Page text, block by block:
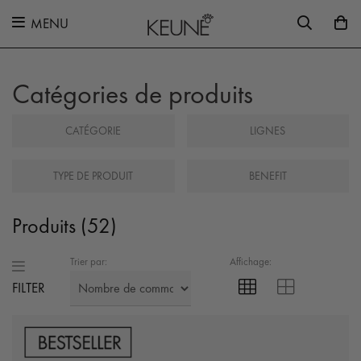
MENU
Catégories de produits
CATÉGORIE LIGNES
TYPE DE PRODUIT BENEFIT
Produits (52)
FILTER
Trier par: Affichage: